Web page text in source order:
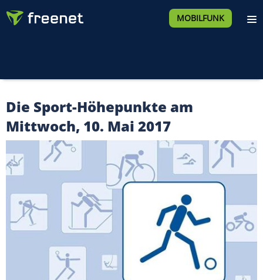
MOBILFUNK
Die Sport-Höhepunkte am
Mittwoch, 10. Mai 2017